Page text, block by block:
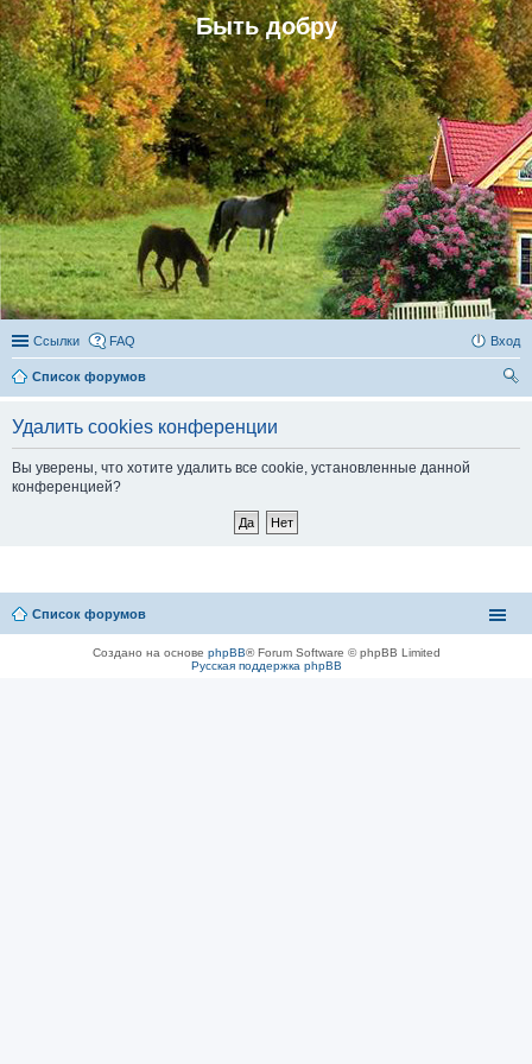
Быть добру
Ссылки FAQ Вход
Список форумов
Удалить cookies конференции
Вы уверены, что хотите удалить все cookie, установленные данной
конференцией?
Список форумов
Создано на основе phpBB® Forum Software © phpBB Limited
Русская поддержка phpBB